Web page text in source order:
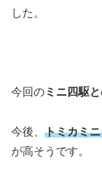
した。
今回のミニ四駆
今後、 トミカミ
が高そうです。